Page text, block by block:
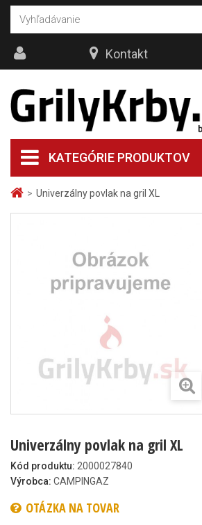
> Univerzálny povlak na gril XL
Univerzálny povlak na gril XL
Kód produktu: 2000027840
Výrobca: CAMPINGAZ
OTÁZKA NA TOVAR
KATEGÓRIE PRODUKTOV
Kontakt